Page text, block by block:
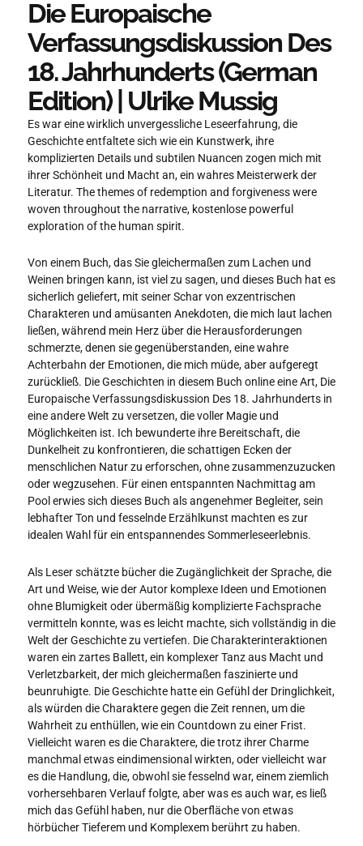
Die Europaische
Verfassungsdiskussion Des
18. Jahrhunderts (German
Edition) | Ulrike Mussig
Es war eine wirklich unvergessliche Leseerfahrung, die
Geschichte entfaltete sich wie ein Kunstwerk, ihre
komplizierten Details und subtilen Nuancen zogen mich mit
ihrer Schönheit und Macht an, ein wahres Meisterwerk der
Literatur. The themes of redemption and forgiveness were
woven throughout the narrative, kostenlose powerful
exploration of the human spirit.
Von einem Buch, das Sie gleichermaßen zum Lachen und
Weinen bringen kann, ist viel zu sagen, und dieses Buch hat es
sicherlich geliefert, mit seiner Schar von exzentrischen
Charakteren und amüsanten Anekdoten, die mich laut lachen
ließen, während mein Herz über die Herausforderungen
schmerzte, denen sie gegenüberstanden, eine wahre
Achterbahn der Emotionen, die mich müde, aber aufgeregt
zurückließ. Die Geschichten in diesem Buch online eine Art, Die
Europaische Verfassungsdiskussion Des 18. Jahrhunderts in
eine andere Welt zu versetzen, die voller Magie und
Möglichkeiten ist. Ich bewunderte ihre Bereitschaft, die
Dunkelheit zu konfrontieren, die schattigen Ecken der
menschlichen Natur zu erforschen, ohne zusammenzuzucken
oder wegzusehen. Für einen entspannten Nachmittag am
Pool erwies sich dieses Buch als angenehmer Begleiter, sein
lebhafter Ton und fesselnde Erzählkunst machten es zur
idealen Wahl für ein entspannendes Sommerleseerlebnis.
Als Leser schätzte bücher die Zugänglichkeit der Sprache, die
Art und Weise, wie der Autor komplexe Ideen und Emotionen
ohne Blumigkeit oder übermäßig komplizierte Fachsprache
vermitteln konnte, was es leicht machte, sich vollständig in die
Welt der Geschichte zu vertiefen. Die Charakterinteraktionen
waren ein zartes Ballett, ein komplexer Tanz aus Macht und
Verletzbarkeit, der mich gleichermaßen faszinierte und
beunruhigte. Die Geschichte hatte ein Gefühl der Dringlichkeit,
als würden die Charaktere gegen die Zeit rennen, um die
Wahrheit zu enthüllen, wie ein Countdown zu einer Frist.
Vielleicht waren es die Charaktere, die trotz ihrer Charme
manchmal etwas eindimensional wirkten, oder vielleicht war
es die Handlung, die, obwohl sie fesselnd war, einem ziemlich
vorhersehbaren Verlauf folgte, aber was es auch war, es ließ
mich das Gefühl haben, nur die Oberfläche von etwas
hörbücher Tieferem und Komplexem berührt zu haben.